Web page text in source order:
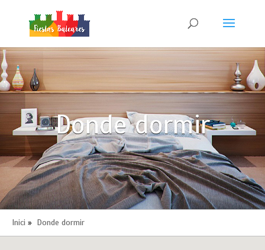
Donde dormir
Inici » Donde dormir